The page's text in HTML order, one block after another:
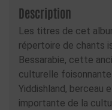
Description
Les titres de cet
répertoire de chants
Bessarabie, cette
culturelle
Yiddishland, berceau
importante de la